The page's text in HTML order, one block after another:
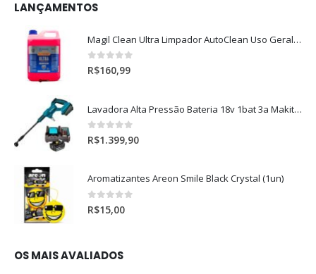
LANÇAMENTOS
Magil Clean Ultra Limpador AutoClean Uso Geral 5L
0out of 5
R$160,99
Lavadora Alta Pressão Bateria 18v 1bat 3a Makita Dhw180zc
0out of 5
R$1.399,90
Aromatizantes Areon Smile Black Crystal (1un)
0out of 5
R$15,00
OS MAIS AVALIADOS